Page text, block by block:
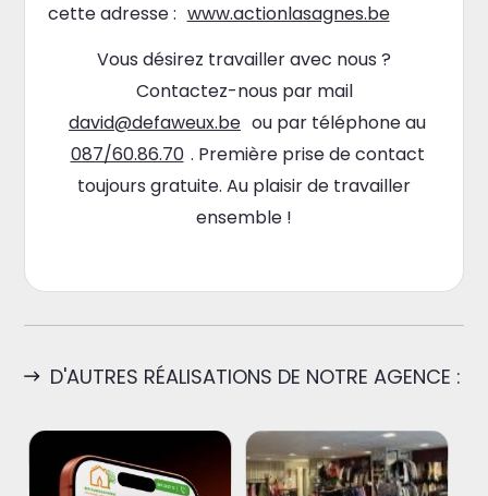
cette adresse : www.actionlasagnes.be
Vous désirez travailler avec nous ?
Contactez-nous par mail
david@defaweux.be ou par téléphone au
087/60.86.70 . Première prise de contact
toujours gratuite. Au plaisir de travailler
ensemble !
D'AUTRES RÉALISATIONS DE NOTRE AGENCE :